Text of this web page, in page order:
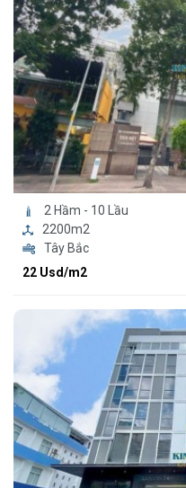
2 Hầm - 10 Lầu
2200m2
Tây Bắc
22 Usd/m2